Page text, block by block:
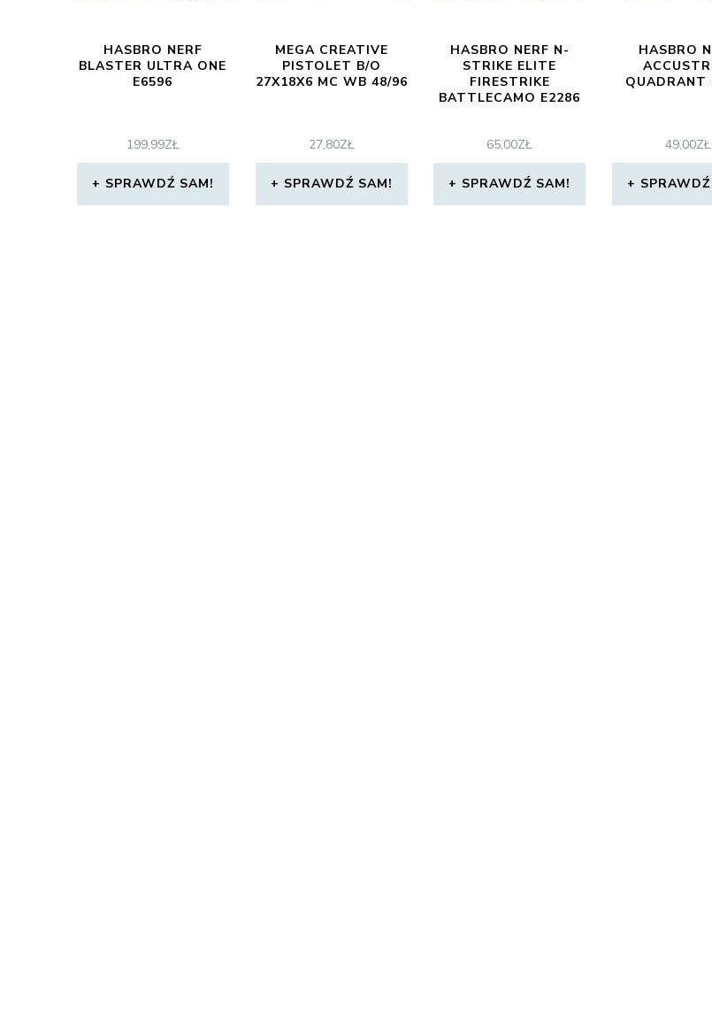
HASBRO NERF
BLASTER ULTRA ONE
E6596
199,99ZŁ
SPRAWDŹ SAM!
MEGA CREATIVE
PISTOLET B/O
27X18X6 MC WB 48/96
27,80ZŁ
SPRAWDŹ SAM!
HASBRO NERF N-
STRIKE ELITE
FIRESTRIKE
BATTLECAMO E2286
65,00ZŁ
SPRAWDŹ SAM!
HASBRO
QUADRANT
49,00ZŁ